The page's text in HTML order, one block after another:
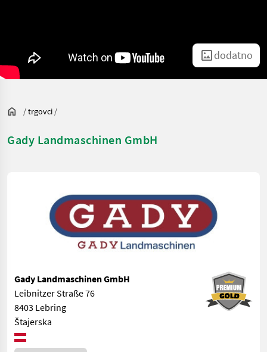
dodatno
/trgovci /
Gady Landmaschinen GmbH
Gady Landmaschinen GmbH
Leibnitzer Straße 76
8403 Lebring
Štajerska